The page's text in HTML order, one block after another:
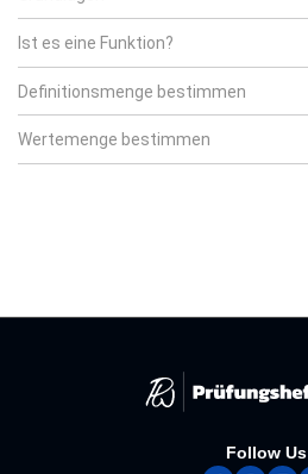
Ist es eine Funktion?
Definitionsmenge bestimmen
Wertemenge bestimmen
Follow Us